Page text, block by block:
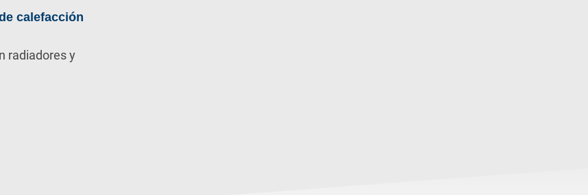
calefacción
radiadores y